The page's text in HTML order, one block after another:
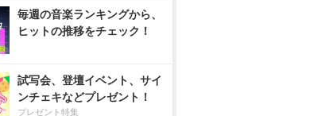
毎週の音楽ランキングから、
ヒットの推移をチェック！
試写会、登壇イベント、サイ
ンチェキなどプレゼント！
プレゼント特集